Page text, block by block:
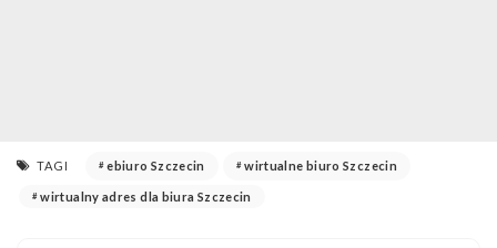
TAGI ebiuro Szczecin wirtualne biuro Szczecin
wirtualny adres dla biura Szczecin